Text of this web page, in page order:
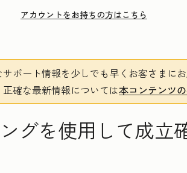
アカウントをお持ちの方はこちら
サポート情報を少しでも早くお客さまに
正確な最新情報については本コンテンツ
グを使用して成立